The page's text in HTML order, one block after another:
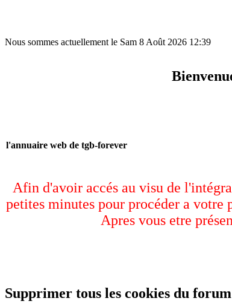
Nous sommes actuellement le Sam 8 Août 2026 12:39
l'annuaire web de tgb-forever
Afin d'avoir accés au visu de
petites minutes pour procéder a votre
Apres vous etre
Supprimer tous les cookies du forum